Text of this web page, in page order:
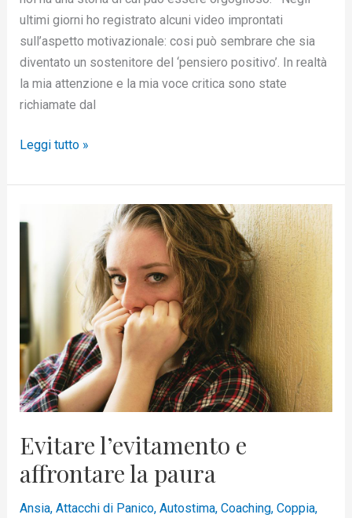
ultimi giorni ho registrato alcuni video improntati
sull’aspetto motivazionale: cosi può sembrare che sia
diventato un sostenitore del ‘pensiero positivo’. In realtà
la mia attenzione e la mia voce critica sono state
richiamate dal
Leggi tutto »
Evitare l’evitamento e
affrontare la paura
Ansia, Attacchi di Panico, Autostima, Coaching, Coppia,
affrontare
paura